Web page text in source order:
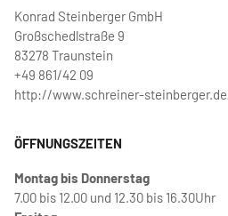
Konrad Steinberger GmbH
Großschedlstraße 9
83278 Traunstein
+49 861/42 09
http://www.schreiner-
ÖFFNUNGSZEITEN
Montag bis Donnerstag
7.00 bis 12.00 und 12.30 bis 16.30Uhr